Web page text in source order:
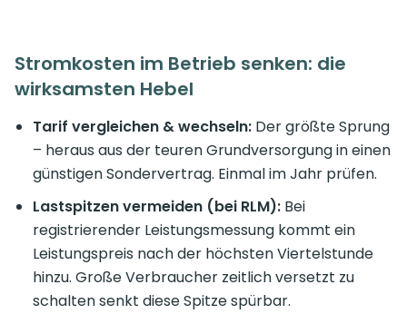
Stromkosten im Betrieb senken: die
wirksamsten Hebel
Tarif vergleichen & wechseln: Der größte Sprung
– heraus aus der teuren Grundversorgung in einen
günstigen Sondervertrag. Einmal im Jahr prüfen.
Lastspitzen vermeiden (bei RLM): Bei
registrierender Leistungsmessung kommt ein
Leistungspreis nach der höchsten Viertelstunde
hinzu. Große Verbraucher zeitlich versetzt zu
schalten senkt diese Spitze spürbar.